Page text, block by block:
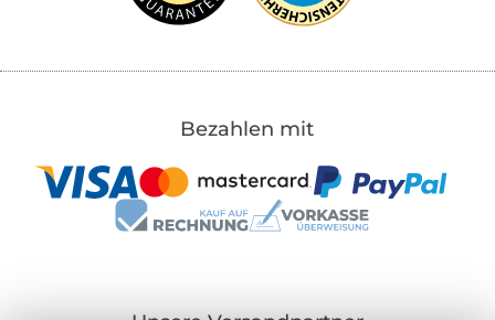
Bezahlen mit